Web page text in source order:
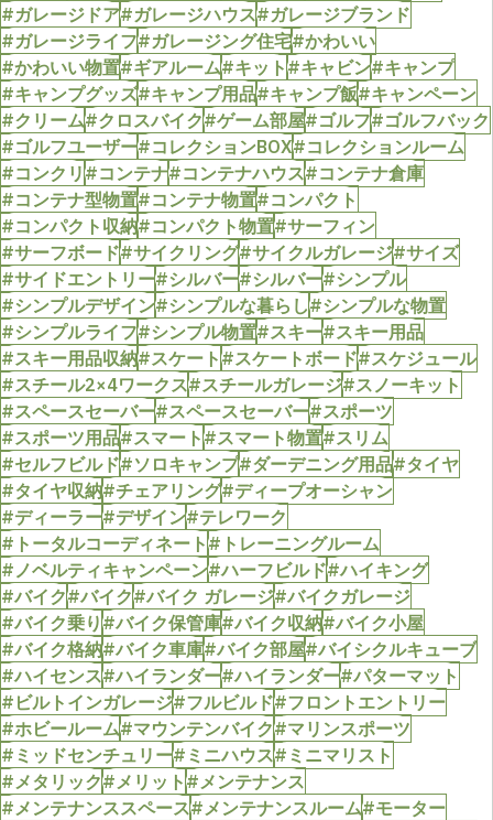
#ガレージドア#ガレージハウス#ガレージブランド
#ガレージライフ#ガレージング住宅#かわいい
#かわいい物置#ギアルーム#キット#キャビン#キャンプ
#キャンプグッズ#キャンプ用品#キャンプ飯#キャンペーン
#クリーム#クロスバイク#ゲーム部屋#ゴルフ#ゴルフバック
#ゴルフユーザー#コレクションBOX#コレクションルーム
#コンクリ#コンテナ#コンテナハウス#コンテナ倉庫
#コンテナ型物置#コンテナ物置#コンパクト
#コンパクト収納#コンパクト物置#サーフィン
#サーフボード#サイクリング#サイクルガレージ#サイズ
#サイドエントリー#シルバー#シルバー#シンプル
#シンプルデザイン#シンプルな暮らし#シンプルな物置
#シンプルライフ#シンプル物置#スキー#スキー用品
#スキー用品収納#スケート#スケートボード#スケジュール
#スチール2×4ワークス#スチールガレージ#スノーキット
#スペースセーバー#スペースセーバー#スポーツ
#スポーツ用品#スマート#スマート物置#スリム
#セルフビルド#ソロキャンプ#ダーデニング用品#タイヤ
#タイヤ収納#チェアリング#ディープオーシャン
#ディーラー#デザイン#テレワーク
#トータルコーディネート#トレーニングルーム
#ノベルティキャンペーン#ハーフビルド#ハイキング
#バイク#バイク#バイク ガレージ#バイクガレージ
#バイク乗り#バイク保管庫#バイク収納#バイク小屋
#バイク格納#バイク車庫#バイク部屋#バイシクルキューブ
#ハイセンス#ハイランダー#ハイランダー#パターマット
#ビルトインガレージ#フルビルド#フロントエントリー
#ホビールーム#マウンテンバイク#マリンスポーツ
#ミッドセンチュリー#ミニハウス#ミニマリスト
#メタリック#メリット#メンテナンス
#メンテナンススペース#メンテナンスルーム#モーター